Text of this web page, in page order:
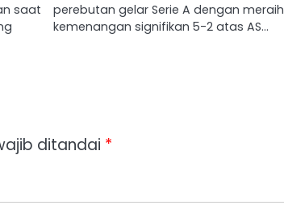
saat
perebutan gelar Serie A dengan meraih
kemenangan signifikan 5-2 atas AS…
ditandai *